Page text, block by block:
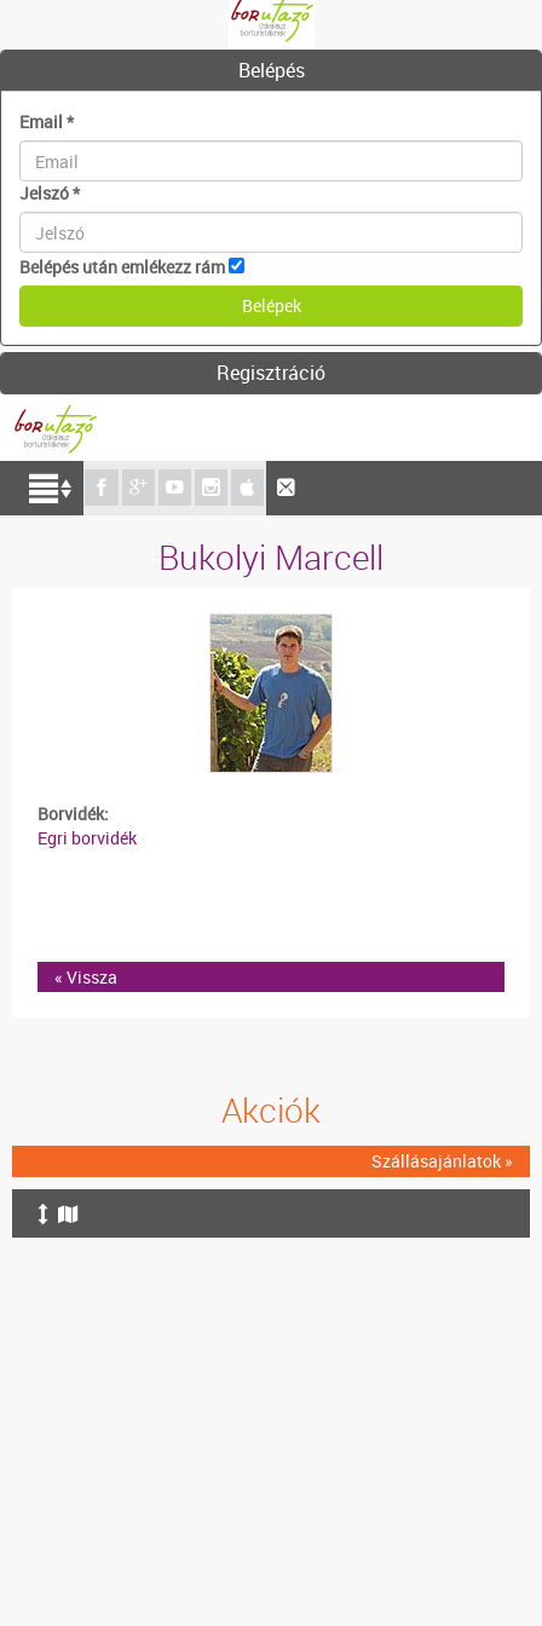
Belépés
Email *
Jelszó*
Belépés után emlékezz rám
Regisztráció
Bukolyi Marcell
Borvidék:
Egri borvidék
« Vissza
Akciók
Szállásajánlatok »